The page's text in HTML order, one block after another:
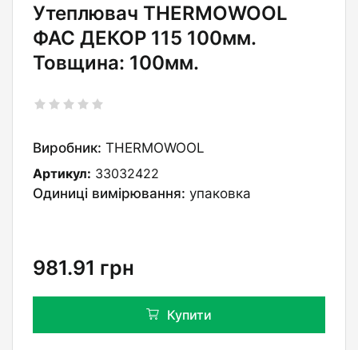
Утеплювач THERMOWOOL
ФАС ДЕКОР 115 100мм.
Товщина: 100мм.
Виробник: THERMOWOOL
Артикул: 33032422
Одиниці вимірювання: упаковка
981.91 грн
Купити